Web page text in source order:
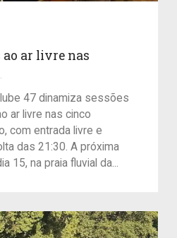
ar livre nas
47 dinamiza sessões
ar livre nas cinco
com entrada livre e
das 21:30. A próxima
15, na praia fluvial da...